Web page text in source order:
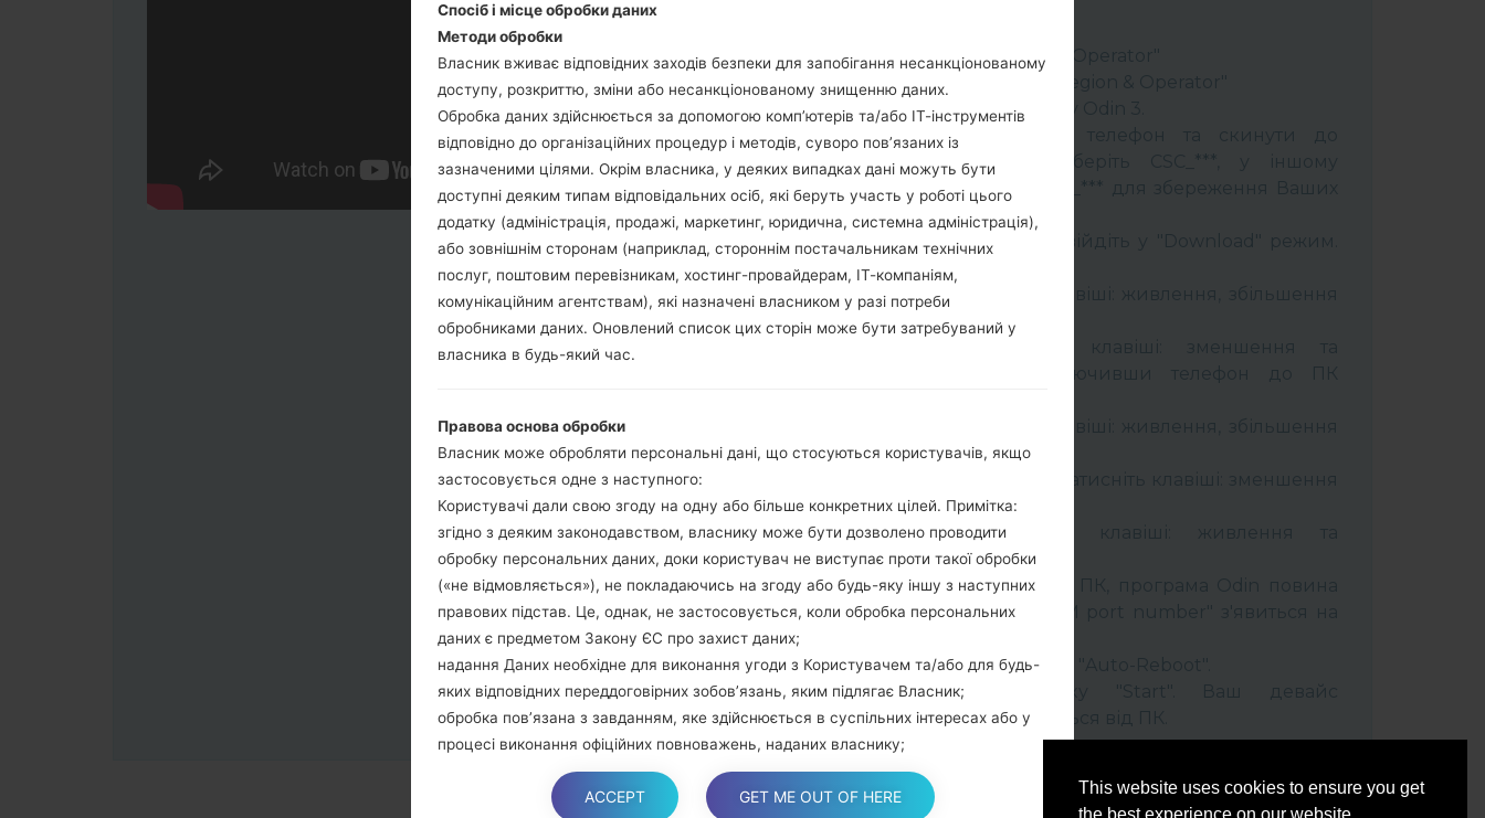
This website uses cookies to ensure you get
CSC_***: "Country & Region & Operator"
HOME_CSC_***: "Country & Region & Operator"
Додайте усі файли у програму Odin 3.
Якщо ви хочете прошити телефон та скинути до
заводських налаштувань оберіть CSC_***, у іншому
випадку виберіть HOME_CSC_*** для збереження Ваших
даних.
Тепер вимкніть пристрій і увійдіть у "Download" режим.
Усі методи як це зробити:
Натисніть та утримуйти клавіші: живлення, збільшення
гучності та Bixbi.
гучності та додому.
звуку та Bixbi.
Натисніть та утримуйти клавіші: живлення та
збільшення гучності.
Далі підключить телефон до ПК, програма Odin повина
виявити Ваш девайс та "COM port number" з'явиться на
екрані.
Вказуйте лише "F.Reset" час та "Auto-Reboot".
В кінці натисніть кнопку "Start". Ваш девайс
перезагрузиться та відєднається від ПК.
Спосіб і місце обробки даних
Методи обробки
Власник вживає відповідних заходів безпеки для запобігання несанкціонованому
доступу, розкриттю, зміни або несанкціонованому знищенню даних.
Обробка даних здійснюється за допомогою комп’ютерів та/або ІТ-інструментів
відповідно до організаційних процедур і методів, суворо пов’язаних із
зазначеними цілями. Окрім власника, у деяких випадках дані можуть бути
доступні деяким типам відповідальних осіб, які беруть участь у роботі цього
додатку (адміністрація, продажі, маркетинг, юридична, системна адміністрація),
або зовнішнім сторонам (наприклад, стороннім постачальникам технічних
послуг, поштовим перевізникам, хостинг-провайдерам, ІТ-компаніям,
комунікаційним агентствам), які назначені власником у разі потреби
обробниками даних. Оновлений список цих сторін може бути затребуваний у
власника в будь-який час.
Правова основа обробки
Власник може обробляти персональні дані, що стосуються користувачів, якщо
застосовується одне з наступного:
Користувачі дали свою згоду на одну або більше конкретних цілей. Примітка:
згідно з деяким законодавством, власнику може бути дозволено проводити
обробку персональних даних, доки користувач не виступає проти такої обробки
(«не відмовляється»), не покладаючись на згоду або будь-яку іншу з наступних
правових підстав. Це, однак, не застосовується, коли обробка персональних
даних є предметом Закону ЄС про захист даних;
надання Даних необхідне для виконання угоди з Користувачем та/або для будь-
яких відповідних переддоговірних зобов’язань, яким підлягає Власник;
обробка пов’язана з завданням, яке здійснюється в суспільних інтересах або у
процесі виконання офіційних повноважень, наданих власнику;
обробка необхідна для цілей законних інтересів, які переслідує власник або
ACCEPT GET ME OUT OF HERE